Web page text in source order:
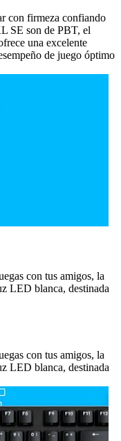
con firmeza confiando
SE son de PBT, el
una excelente
de juego óptimo
con tus amigos, la
LED blanca, destinada
con tus amigos, la
LED blanca, destinada